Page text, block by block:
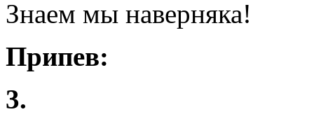
Знаем мы наверняка!
Припев:
3.